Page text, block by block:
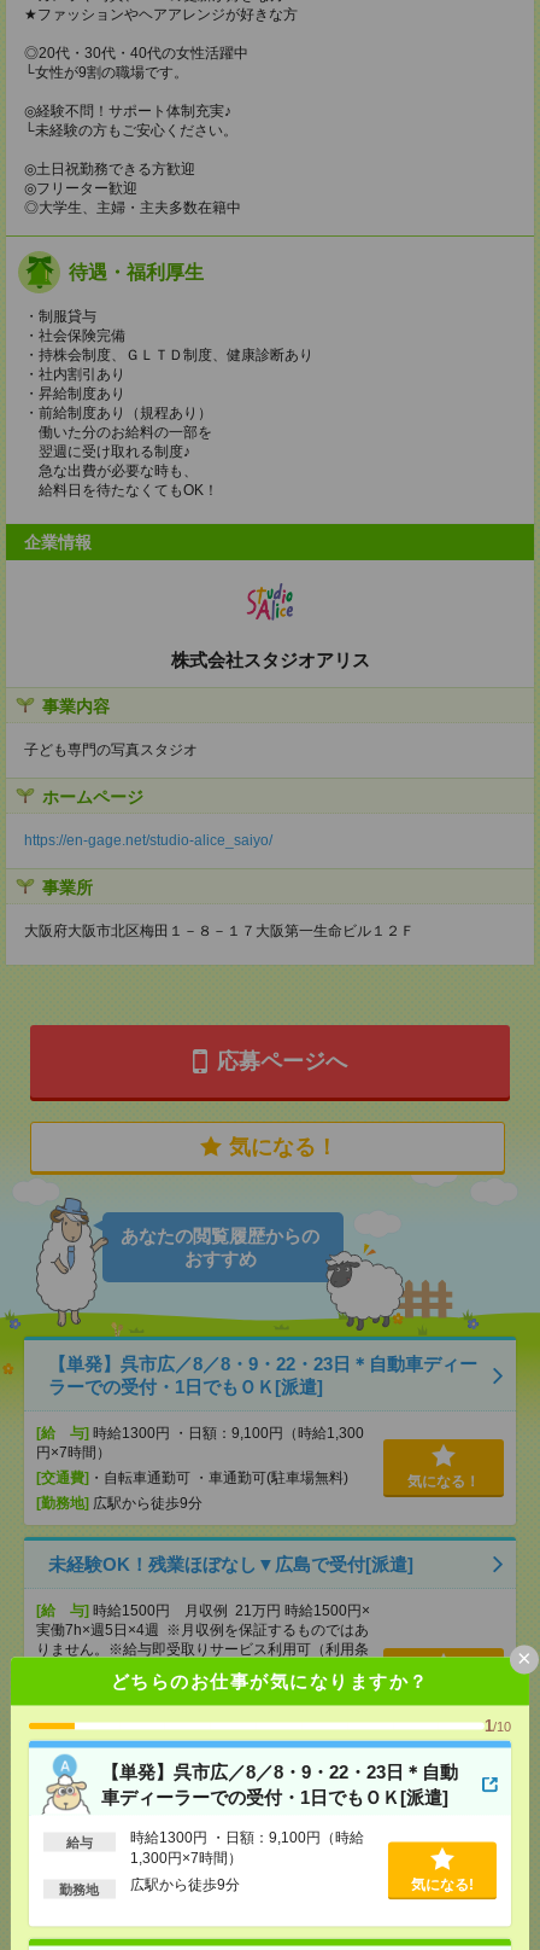
どちらのお仕事が気になりますか？
1/10
【単発】呉市広／8／8・9・22・23日＊自動
車ディーラーでの受付・1日でもＯＫ[派遣]
給与
時給1300円 ・日額：9,100円（時給
1,300円×7時間）
勤務地 広駅から徒歩9分 気になる!
×
★ファッションやヘアアレンジが好きな方
◎20代・30代・40代の女性活躍中
└女性が9割の職場です。
◎経験不問！サポート体制充実♪
└未経験の方もご安心ください。
◎土日祝勤務できる方歓迎
◎フリーター歓迎
◎大学生、主婦・主夫多数在籍中
待遇・福利厚生
・制服貸与
・社会保険完備
・持株会制度、ＧＬＴＤ制度、健康診断あり
・社内割引あり
・昇給制度あり
・前給制度あり（規程あり）
働いた分のお給料の一部を
翌週に受け取れる制度♪
急な出費が必要な時も、
給料日を待たなくてもOK！
企業情報
株式会社スタジオアリス
事業内容
子ども専門の写真スタジオ
ホームページ
https://en-gage.net/studio-alice_saiyo/
事業所
大阪府大阪市北区梅田１－８－１７大阪第一生命ビル１２Ｆ
応募ページへ
気になる！
あなたの閲覧履歴からの
おすすめ
【単発】呉市広／8／8・9・22・23日＊自動車ディー
ラーでの受付・1日でもＯＫ[派遣]
[給 与] 時給1300円 ・日額：9,100円（時給1,300
円×7時間）
[交通費] ・自転車通勤可 ・車通勤可(駐車場無料)
[勤務地] 広駅から徒歩9分
気になる！
未経験OK！残業ほぼなし▼広島で受付[派遣]
[給 与] 時給1500円 月収例 21万円 時給1500円×
実働7h×週5日×4週 ※月収例を保証するものではあ
りません。※給与即受取りサービス利用可（利用条
1ヶ月3万円を上限として実費支給
[月収例]20～25万円
[勤務地]広島駅から徒歩5分
気になる！
未経験OK！残業ほぼなし▼広島駅での受付[派遣]
[給 与]時給1400円 月収例 21万円 時給1400円×
実働7h30m×週5日×4週+残業5h ※月収例を保証す
るものではありません。※給与即受取りサービス利
[交通費]1ヶ月3万円を上限として実費支給
気になる！